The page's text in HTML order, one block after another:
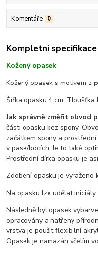
Komentáře 0
Kompletní specifikace
Kožený opasek
Kožený opasek s motivem z
Šířka opasku 4 cm. Tloušťka
Jak správně změřit obvod
části opasku bez spony.
začátkem spony a
v pase/bocích. Je to také
Prostřední dírka opasku je
Zdobení opasku je vyraženo
Na opasku lze udělat
Následně byl opasek
opracovány a natřeny
vrstva je použit flexibilní
Opasek je namazán včelím